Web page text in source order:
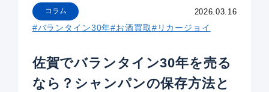
2026.03.16
コラム
#バランタイン30年#お酒買取#リカージョイ
佐賀でバランタイン30年を売る
なら？シャンパンの保存方法と